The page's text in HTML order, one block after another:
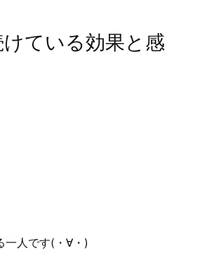
ている効果と感
一人です(・∀・)